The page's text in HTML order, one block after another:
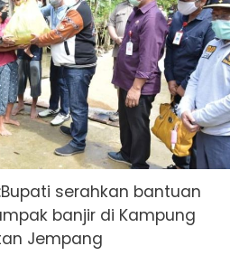
:Bupati serahkan bantuan
banjir di Kampung
Jempang